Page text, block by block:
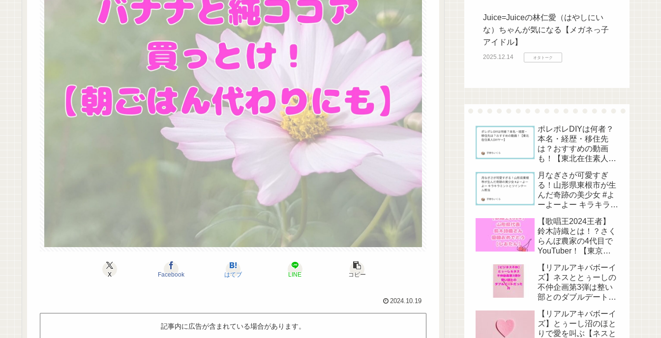
X Facebook はてブ LINE コピー
2024.10.19
記事内に広告が含まれている場合があります。
Juice=Juiceの林仁愛（はやしにい
な）ちゃんが気になる【メガネっ子
アイドル】
2025.12.14 オタトーク
ポレポレDIYは何者？
本名・経歴・移住先
は？おすすめの動画
も！【東北在住素人
月なぎさが可愛すぎ
る！山形県東根市が生
んだ奇跡の美少女 #よ
ーよーよー キラキラミ
当
【歌唱王2024王者】
鈴木詩織とは！？さく
らんぼ農家の4代目で
YouTuber！【東京藝
【リアルアキバボーイ
ズ】ネスととぅーしの
不仲企画第3弾は整い
部とのダブルデート
【リアルアキバボーイ
ズ】とぅーし沼のほと
りで愛を叫ぶ【ネスと